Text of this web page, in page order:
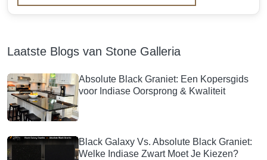
Laatste Blogs van Stone Galleria
Absolute Black Graniet: Een Kopersgids
voor Indiase Oorsprong & Kwaliteit
Black Galaxy Vs. Absolute Black Graniet:
Welke Indiase Zwart Moet Je Kiezen?